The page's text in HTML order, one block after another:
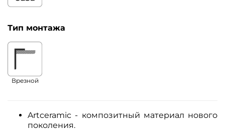
Тип монтажа
Врезной
Artceramic - композитный материал нового
поколения.